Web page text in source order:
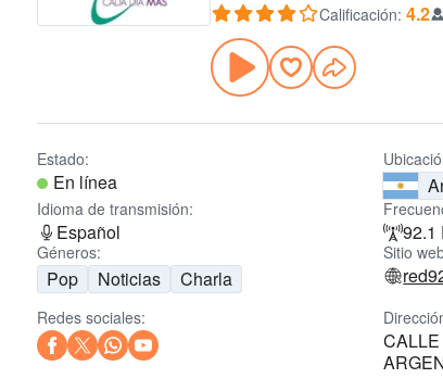
Calificación: 4.2
Estado:
En línea
Idioma de transmisión:
Español 92.1
Géneros:
Pop Noticias Charla
Sitio
Redes sociales: